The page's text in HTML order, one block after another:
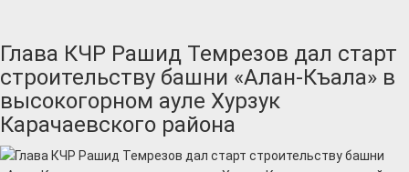
Глава КЧР Рашид Темрезов дал старт
строительству башни «Алан-Къала» в
высокогорном ауле Хурзук
Карачаевского района